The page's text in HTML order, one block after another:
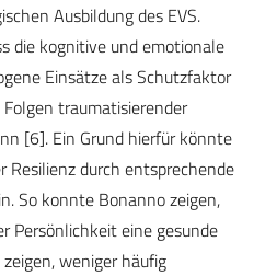
Ausbildung des EVS.
die kognitive und emotionale
Einsätze als Schutzfaktor
traumatisierender
[6]. Ein Grund hierfür könnte
Resilienz durch entsprechende
So konnte Bonanno zeigen,
Persönlichkeit eine gesunde
weniger häufig